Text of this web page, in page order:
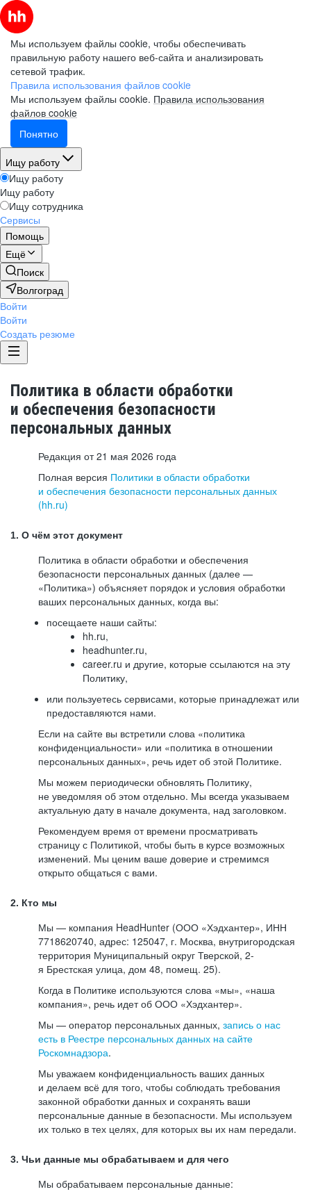
Мы используем файлы cookie, чтобы обеспечивать
правильную работу нашего веб-сайта и анализировать
сетевой трафик.
Правила использования файлов cookie
Мы используем файлы cookie. Правила использования
файлов cookie
Понятно
Ищу работу
Ищу работу
Ищу работу
Ищу сотрудника
Сервисы
Помощь
Ещё
Поиск
Волгоград
Войти
Войти
Создать резюме
Политика в области обработки
и обеспечения безопасности
персональных данных
Редакция от 21 мая 2026 года
Полная версия Политики в области обработки
и обеспечения безопасности персональных данных
(hh.ru)
1. О чём этот документ
Политика в области обработки и обеспечения
безопасности персональных данных (далее —
«Политика») объясняет порядок и условия обработки
ваших персональных данных, когда вы:
посещаете наши сайты:
hh.ru,
headhunter.ru,
career.ru и другие, которые ссылаются на эту
Политику,
или пользуетесь сервисами, которые принадлежат или
предоставляются нами.
Если на сайте вы встретили слова «политика
конфиденциальности» или «политика в отношении
персональных данных», речь идет об этой Политике.
Мы можем периодически обновлять Политику,
не уведомляя об этом отдельно. Мы всегда указываем
актуальную дату в начале документа, над заголовком.
Рекомендуем время от времени просматривать
страницу с Политикой, чтобы быть в курсе возможных
изменений. Мы ценим ваше доверие и стремимся
открыто общаться с вами.
2. Кто мы
Мы — компания HeadHunter (ООО «Хэдхантер», ИНН
7718620740, адрес: 125047, г. Москва, внутригородская
территория Муниципальный округ Тверской, 2-
я Брестская улица, дом 48, помещ. 25).
Когда в Политике используются слова «мы», «наша
компания», речь идет об ООО «Хэдхантер».
Мы — оператор персональных данных, запись о нас
есть в Реестре персональных данных на сайте
Роскомнадзора.
Мы уважаем конфиденциальность ваших данных
и делаем всё для того, чтобы соблюдать требования
законной обработки данных и сохранять ваши
персональные данные в безопасности. Мы используем
их только в тех целях, для которых вы их нам передали.
3. Чьи данные мы обрабатываем и для чего
Мы обрабатываем персональные данные: